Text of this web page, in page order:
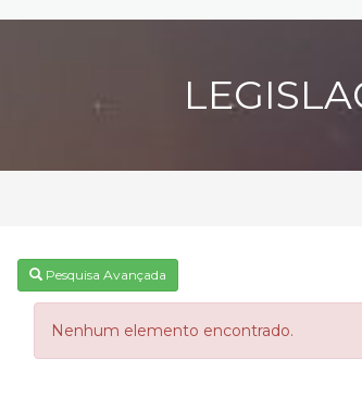
Pesquisa Avançada
Nenhum elemento encontrado.